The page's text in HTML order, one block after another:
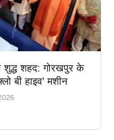
शुद्ध शहद: गोरखपुर के
बी हाइव’ मशीन